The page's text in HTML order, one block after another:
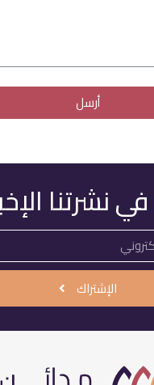
أرسل
نشرتنا
الإشتراك